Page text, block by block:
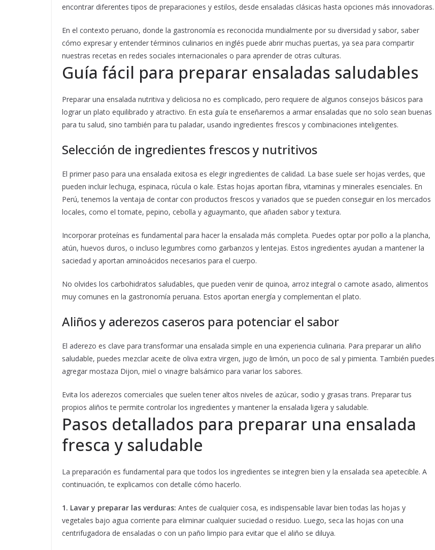
encontrar diferentes tipos de preparaciones y estilos, desde ensaladas clásicas hasta opciones más innovadoras.
En el contexto peruano, donde la gastronomía es reconocida mundialmente por su diversidad y sabor, saber
cómo expresar y entender términos culinarios en inglés puede abrir muchas puertas, ya sea para compartir
nuestras recetas en redes sociales internacionales o para aprender de otras culturas.
Guía fácil para preparar ensaladas saludables
Preparar una ensalada nutritiva y deliciosa no es complicado, pero requiere de algunos consejos básicos para
lograr un plato equilibrado y atractivo. En esta guía te enseñaremos a armar ensaladas que no solo sean buenas
para tu salud, sino también para tu paladar, usando ingredientes frescos y combinaciones inteligentes.
Selección de ingredientes frescos y nutritivos
El primer paso para una ensalada exitosa es elegir ingredientes de calidad. La base suele ser hojas verdes, que
pueden incluir lechuga, espinaca, rúcula o kale. Estas hojas aportan fibra, vitaminas y minerales esenciales. En
Perú, tenemos la ventaja de contar con productos frescos y variados que se pueden conseguir en los mercados
locales, como el tomate, pepino, cebolla y aguaymanto, que añaden sabor y textura.
Incorporar proteínas es fundamental para hacer la ensalada más completa. Puedes optar por pollo a la plancha,
atún, huevos duros, o incluso legumbres como garbanzos y lentejas. Estos ingredientes ayudan a mantener la
saciedad y aportan aminoácidos necesarios para el cuerpo.
No olvides los carbohidratos saludables, que pueden venir de quinoa, arroz integral o camote asado, alimentos
muy comunes en la gastronomía peruana. Estos aportan energía y complementan el plato.
Aliños y aderezos caseros para potenciar el sabor
El aderezo es clave para transformar una ensalada simple en una experiencia culinaria. Para preparar un aliño
saludable, puedes mezclar aceite de oliva extra virgen, jugo de limón, un poco de sal y pimienta. También puedes
agregar mostaza Dijon, miel o vinagre balsámico para variar los sabores.
Evita los aderezos comerciales que suelen tener altos niveles de azúcar, sodio y grasas trans. Preparar tus
propios aliños te permite controlar los ingredientes y mantener la ensalada ligera y saludable.
Pasos detallados para preparar una ensalada
fresca y saludable
La preparación es fundamental para que todos los ingredientes se integren bien y la ensalada sea apetecible. A
continuación, te explicamos con detalle cómo hacerlo.
1. Lavar y preparar las verduras: Antes de cualquier cosa, es indispensable lavar bien todas las hojas y
vegetales bajo agua corriente para eliminar cualquier suciedad o residuo. Luego, seca las hojas con una
centrifugadora de ensaladas o con un paño limpio para evitar que el aliño se diluya.